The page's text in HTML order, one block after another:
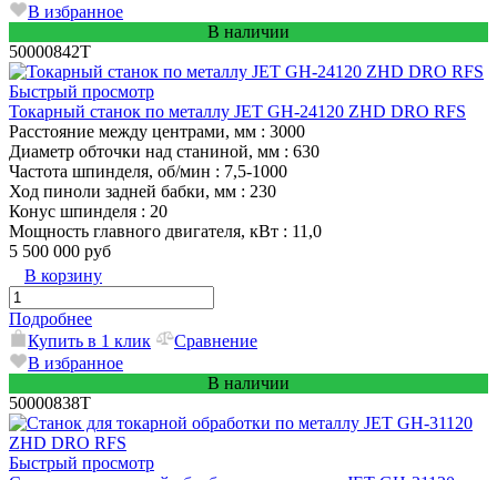
В избранное
В наличии
50000842T
Быстрый просмотр
Токарный станок по металлу JET GH-24120 ZHD DRO RFS
Расстояние между центрами, мм : 3000
Диаметр обточки над станиной, мм : 630
Частота шпинделя, об/мин : 7,5-1000
Ход пиноли задней бабки, мм : 230
Конус шпинделя : 20
Мощность главного двигателя, кВт : 11,0
5 500 000 руб
В корзину
Подробнее
Купить в 1 клик
Сравнение
В избранное
В наличии
50000838T
Быстрый просмотр